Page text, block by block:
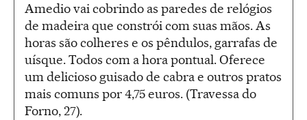
Amedio vai cobrindo as paredes de relógios
de madeira que constrói com suas mãos. As
horas são colheres e os pêndulos, garrafas de
uísque. Todos com a hora pontual. Oferece
um delicioso guisado de cabra e outros pratos
mais comuns por 4,75 euros. (Travessa do
Forno, 27).